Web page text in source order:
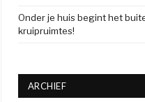
Onder je huis begint het
kruipruimtes!
ARCHIEF